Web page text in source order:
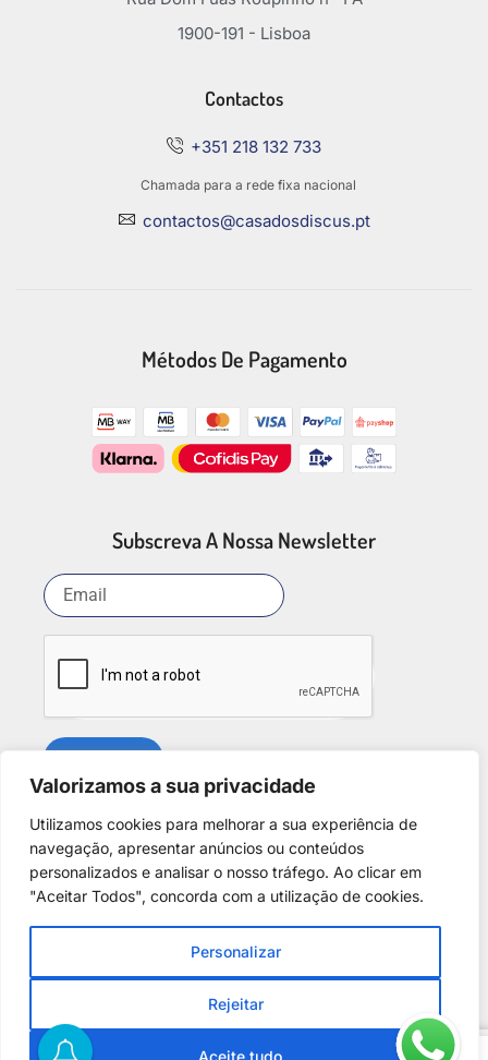
Valorizamos a sua privacidade
Utilizamos cookies para melhorar a sua experiência de
navegação, apresentar anúncios ou conteúdos
personalizados e analisar o nosso tráfego. Ao clicar em
"Aceitar Todos", concorda com a utilização de cookies.
Personalizar
Rejeitar
Aceite tudo
1900-191 - Lisboa
Contactos
+351 218 132 733
Chamada para a rede fixa nacional
contactos@casadosdiscus.pt
Métodos De Pagamento
Subscreva A Nossa Newsletter
Redes Sociais
Copyright © 2025. Desenvolvido porPhantom Digital.
Todos os direitos reservados para
Centro de Arbitragem de Conflitos de Consumo de Lisboa